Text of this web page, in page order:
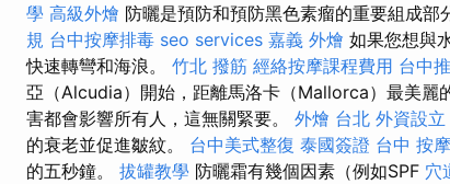
學 高級外燴 防曬是預防和預防黑色素瘤的重要組成部
規 台中按摩排毒 seo services 嘉義 外燴 如果您想與
快速轉彎和海浪。 竹北 撥筋 經絡按摩課程費用 台中
亞（Alcudia）開始，距離馬洛卡（Mallorca）最美麗
害都會影響所有人，這無關緊要。 外燴 台北 外資設立
的衰老並促進皺紋。 台中美式整復 泰國簽證 台中 按
的五秒鐘。 拔罐教學 防曬霜有幾個因素（例如SPF 穴